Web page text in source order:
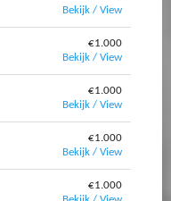
Bekijk / View
€1.000
Bekijk / View
€1.000
Bekijk / View
€1.000
Bekijk / View
€1.000